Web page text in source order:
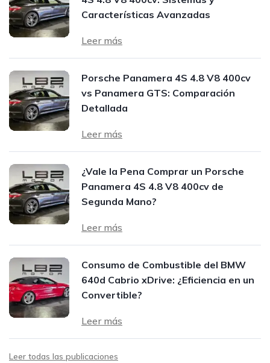
Características Avanzadas
Leer más
Porsche Panamera 4S 4.8 V8 400cv
vs Panamera GTS: Comparación
Detallada
Leer más
¿Vale la Pena Comprar un Porsche
Panamera 4S 4.8 V8 400cv de
Segunda Mano?
Leer más
Consumo de Combustible del BMW
640d Cabrio xDrive: ¿Eficiencia en un
Convertible?
Leer más
Leer todas las publicaciones